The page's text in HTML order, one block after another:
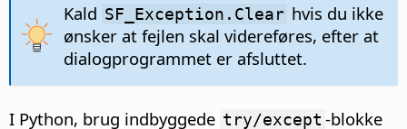
Kald SF_Exception.Clear hvis du ikke
ønsker at fejlen skal videreføres, efter at
dialogprogrammet er afsluttet.
I Python, brug indbyggede try/except -blokke